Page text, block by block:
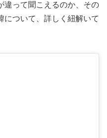
違って聞こえるのか、その
について、詳しく紐解いて